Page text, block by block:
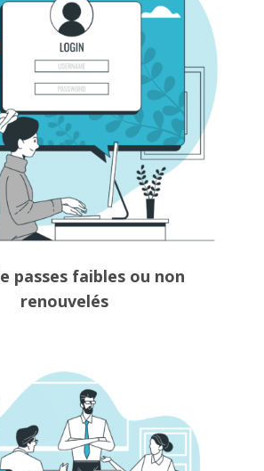
passes faibles ou non
renouvelés